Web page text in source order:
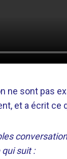
ne sont pas
et a écrit ce
suit :